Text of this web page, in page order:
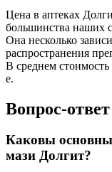
Цена в аптеках
большинства наших
Она несколько
распространения
В среднем стоимость
е.
Вопрос-ответ
Каковы
мази Долгит?